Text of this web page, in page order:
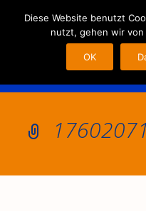
MENU
Diese Website benutzt
nutzt, gehen wir von
OK